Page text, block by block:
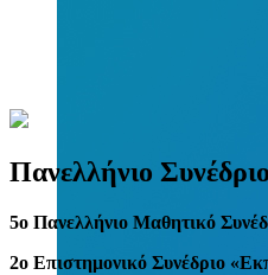
Πανελλήνιο Συνέδριο
5o Πανελλήνιο Μαθητικό
2ο Επιστημονικό Συνέδριο